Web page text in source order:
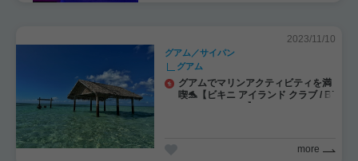
2023/11/10
グアム／サイパン
グアム
グアムでマリンアクティビティを満
喫🐬【ビキニ アイランド クラブ / Bi
more